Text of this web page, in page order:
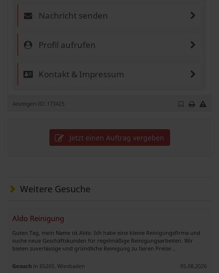
Nachricht senden
Profil aufrufen
Kontakt & Impressum
Anzeigen-ID: 173425
Jetzt einen Auftrag vergeben
Weitere Gesuche
Aldo Reinigung
Guten Tag, mein Name ist Aldo. Ich habe eine kleine Reinigungsfirma und
suche neue Geschäftskunden für regelmäßige Reinigungsarbeiten. Wir
bieten zuverlässige und gründliche Reinigung zu fairen Preise ..
Gesuch in 65203, Wiesbaden 05.08.2026